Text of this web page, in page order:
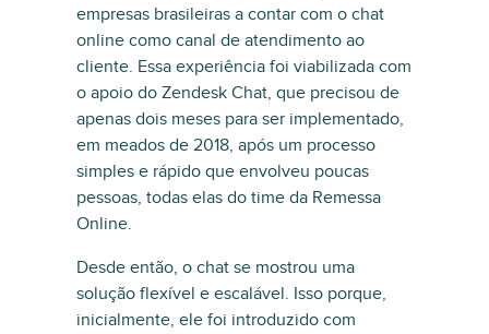
empresas brasileiras a contar com o chat
online como canal de atendimento ao
cliente. Essa experiência foi viabilizada com
o apoio do Zendesk Chat, que precisou de
apenas dois meses para ser implementado,
em meados de 2018, após um processo
simples e rápido que envolveu poucas
pessoas, todas elas do time da Remessa
Online.
Desde então, o chat se mostrou uma
solução flexível e escalável. Isso porque,
inicialmente, ele foi introduzido com